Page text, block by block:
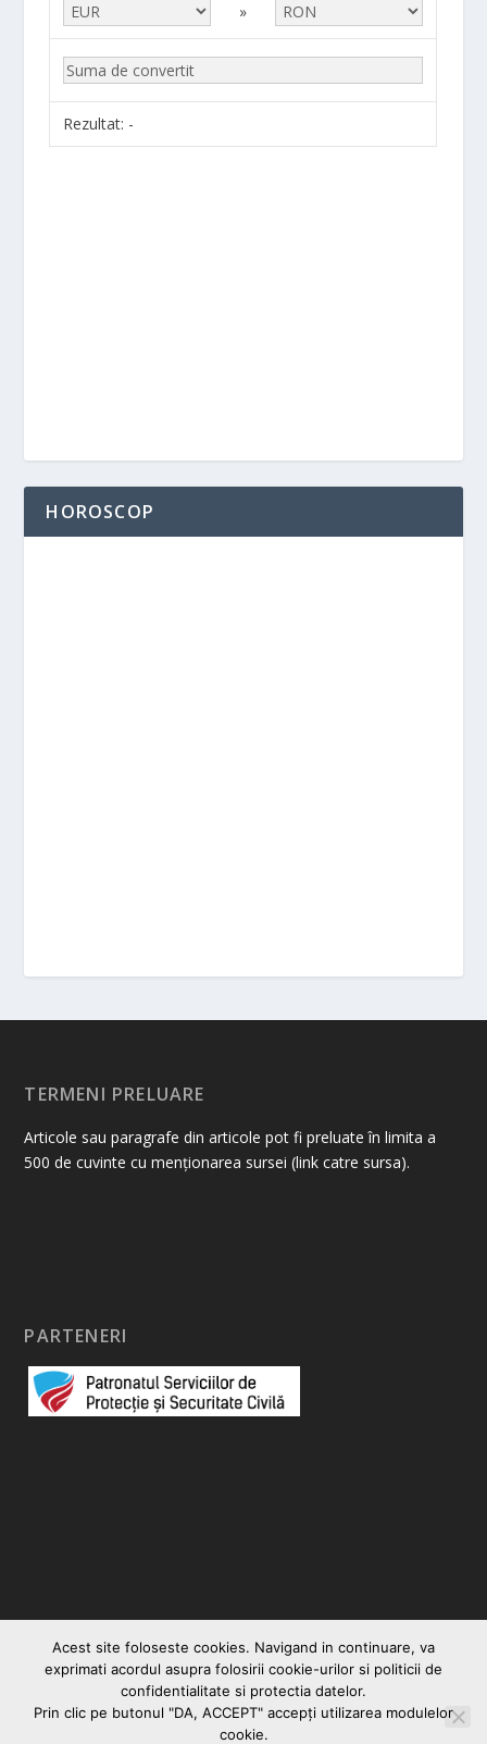
»
Rezultat: -
HOROSCOP
TERMENI PRELUARE
Articole sau paragrafe din articole pot fi preluate în limita a
500 de cuvinte cu menționarea sursei (link catre sursa).
PARTENERI
Vocea Romanului
Acest site foloseste cookies. Navigand in continuare, va
exprimati acordul asupra folosirii cookie-urilor si politicii de
confidentialitate si protectia datelor.
Prin clic pe butonul "DA, ACCEPT" accepţi utilizarea modulelor
cookie.